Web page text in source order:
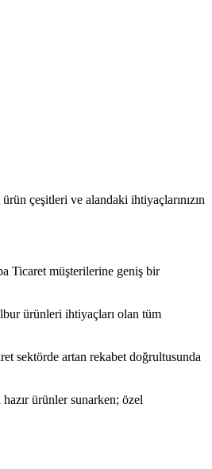
çeşitleri ve alandaki ihtiyaçlarınızın
Ticaret müşterilerine geniş bir
ürünleri ihtiyaçları olan tüm
sektörde artan rekabet doğrultusunda
ürünler sunarken; özel